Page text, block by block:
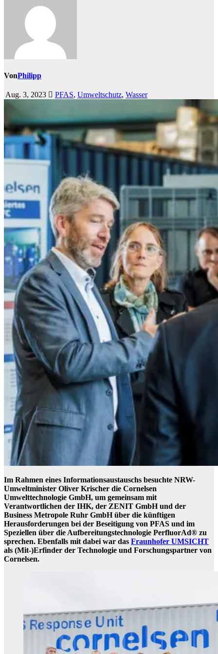
VonPhilipp
Aug. 3, 2023 PFAS, Umweltschutz, Wasser
Im Rahmen eines Informationsaustauschs besuchte NRW-
Umweltminister Oliver Krischer die Cornelsen
Umwelttechnologie GmbH, um gemeinsam mit
Verantwortlichen der IHK, der ZENIT GmbH und der
Business Metropole Ruhr GmbH über die künftigen
Herausforderungen bei der Beseitigung von PFAS und im
Speziellen über die Aufbereitungstechnologie PerfluorAd® zu
sprechen. Ebenfalls mit dabei war das Fraunhofer UMSICHT
als (Mit-)Erfinder der Technologie und Forschungspartner von
Cornelsen.